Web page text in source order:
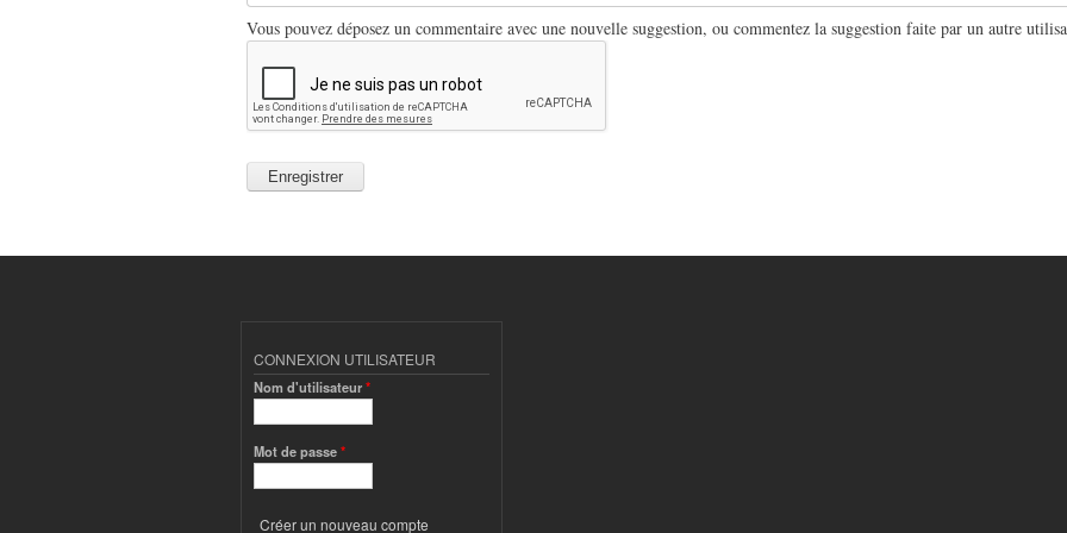
Vous pouvez déposez un commentaire avec une nouvelle suggestion, ou commentez la suggestion faite par un autre
CONNEXION UTILISATEUR
Nom d'utilisateur*
Mot de passe*
Créer un nouveau compte